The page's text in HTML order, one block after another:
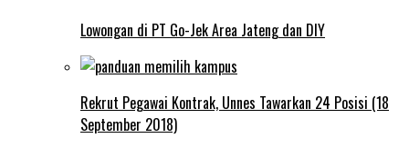
Lowongan di PT Go-Jek Area Jateng dan DIY
Rekrut Pegawai Kontrak, Unnes Tawarkan 24 Posisi (18
September 2018)